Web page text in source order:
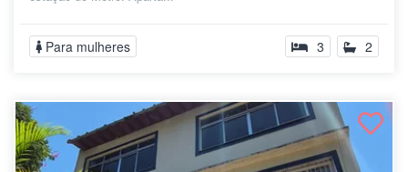
Para mulheres 3 2